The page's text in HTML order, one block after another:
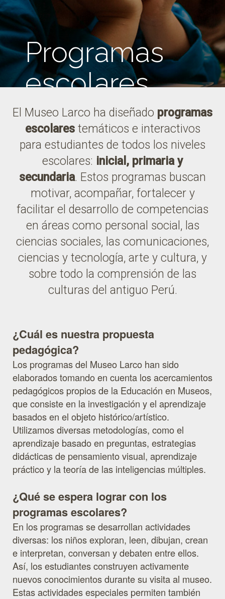
Programas
escolares
El Museo Larco ha diseñado programas
escolarestemáticos e interactivos
para estudiantes de todos los niveles
escolares: inicial, primaria y
secundaria. Estos programas buscan
motivar, acompañar, fortalecer y
facilitar el desarrollo de competencias
en áreas como personal social, las
ciencias sociales, las comunicaciones,
ciencias y tecnología, arte y cultura, y
sobre todo la comprensión de las
culturas del antiguo Perú.
¿Cuál es nuestra propuesta
pedagógica?
Los programas del Museo Larco han sido
elaborados tomando en cuenta los acercamientos
pedagógicos propios de la Educación en Museos,
que consiste en la investigación y el aprendizaje
basados en el objeto histórico/artístico.
Utilizamos diversas metodologías, como el
aprendizaje basado en preguntas, estrategias
didácticas de pensamiento visual, aprendizaje
práctico y la teoría de las inteligencias múltiples.
¿Qué se espera lograr con los
programas escolares?
En los programas se desarrollan actividades
diversas: los niños exploran, leen, dibujan, crean
e interpretan, conversan y debaten entre ellos.
Así, los estudiantes construyen activamente
nuevos conocimientos durante su visita al museo.
Estas actividades especiales permiten también